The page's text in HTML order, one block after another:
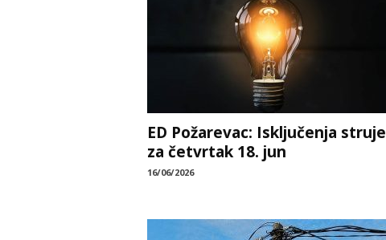
ED Požarevac: Isključenja struje
za četvrtak 18. jun
16/06/2026